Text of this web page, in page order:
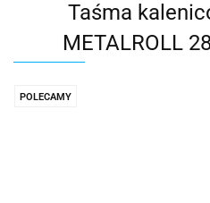
Taśma
METALROLL
POLECAMY